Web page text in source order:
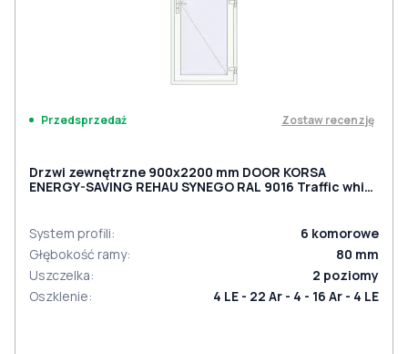
Przedsprzedaż Zostaw recenzję
Drzwi zewnętrzne 900x2200 mm DOOR KORSA
ENERGY-SAVING REHAU SYNEGO RAL 9016 Traffic white
System profili: 6 komorowe
Głębokość ramy: 80 mm
Uszczelka: 2 poziomy
Oszklenie: 4 LE - 22 Ar - 4 - 16 Ar - 4 LE